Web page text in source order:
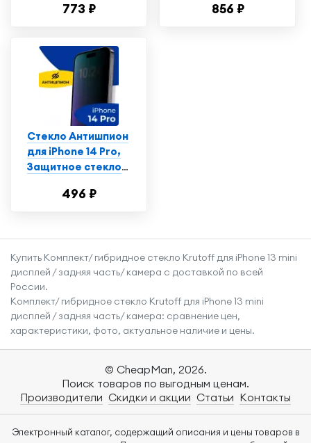
стекло на Айфон 14
773 ₽
стекло на Айфон 14
856 ₽
Стекло Антишпион
для iPhone 14 Pro,
Защитное стекло
Противоударное
496 ₽
Купить Комплект/ гибридное стекло Krutoff для iPhone 13 mini
дисплей / задняя часть/ камера с доставкой по всей
России.
Комплект/ гибридное стекло Krutoff для iPhone 13 mini
дисплей / задняя часть/ камера: сравнение цен,
характеристики, фото, актуальное наличие и цены.
© CheapMan, 2026.
Поиск товаров по выгодным ценам.
Производители Скидки и акции Статьи Контакты
Электронный каталог, содержащий описания и цены товаров в